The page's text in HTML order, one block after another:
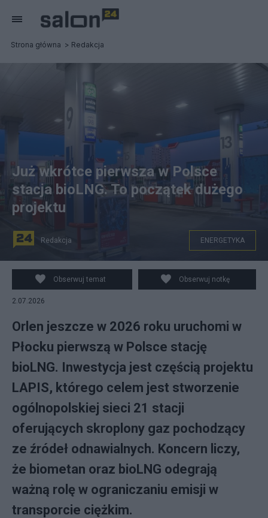
Strona główna Redakcja
Już wkrótce pierwsza w Polsce
stacja bioLNG. To początek dużego
projektu
Redakcja ENERGETYKA
Obserwuj temat Obserwuj notkę
2.07.2026
Orlen jeszcze w 2026 roku uruchomi w
Płocku pierwszą w Polsce stację
bioLNG. Inwestycja jest częścią projektu
LAPIS, którego celem jest stworzenie
ogólnopolskiej sieci 21 stacji
oferujących skroplony gaz pochodzący
ze źródeł odnawialnych. Koncern liczy,
że biometan oraz bioLNG odegrają
ważną rolę w ograniczaniu emisji w
transporcie ciężkim.